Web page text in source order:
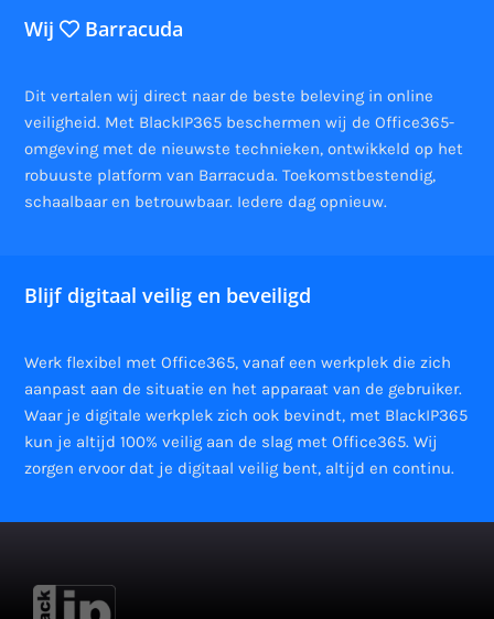
Wij Barracuda
Dit vertalen wij direct naar de beste beleving in online
veiligheid. Met BlackIP365 beschermen wij de Office365-
omgeving met de nieuwste technieken, ontwikkeld op het
robuuste platform van Barracuda. Toekomstbestendig,
schaalbaar en betrouwbaar. Iedere dag opnieuw.
Blijf digitaal veilig en beveiligd
Werk flexibel met Office365, vanaf een werkplek die zich
aanpast aan de situatie en het apparaat van de gebruiker.
Waar je digitale werkplek zich ook bevindt, met BlackIP365
kun je altijd 100% veilig aan de slag met Office365. Wij
zorgen ervoor dat je digitaal veilig bent, altijd en continu.